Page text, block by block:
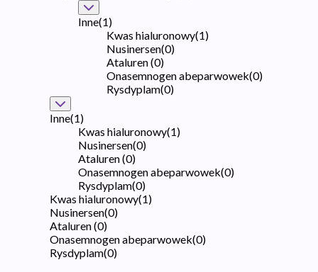
Inne(1)
Kwas hialuronowy(1)
Nusinersen(0)
Ataluren(0)
Onasemnogen abeparwowek(0)
Rysdyplam(0)
Inne(1)
Kwas hialuronowy(1)
Nusinersen(0)
Ataluren(0)
Onasemnogen abeparwowek(0)
Rysdyplam(0)
Kwas hialuronowy(1)
Nusinersen(0)
Ataluren(0)
Onasemnogen abeparwowek(0)
Rysdyplam(0)